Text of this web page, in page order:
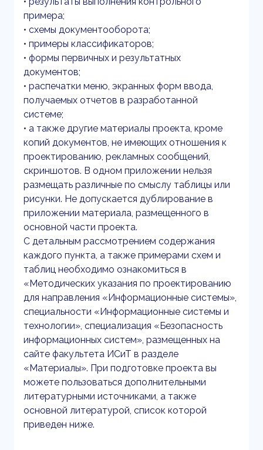
примера;
• схемы документооборота;
• примеры классификаторов;
• формы первичных и результатных
документов;
• распечатки меню, экранных форм ввода,
получаемых отчетов в разработанной
системе;
• а также другие материалы проекта, кроме
копий документов, не имеющих отношения к
проектированию, рекламных сообщений,
скриншотов. В одном приложении нельзя
размещать различные по смыслу таблицы или
рисунки. Не допускается дублирование в
приложении материала, размещенного в
основной части проекта.
С детальным рассмотрением содержания
каждого пункта, а также примерами схем и
таблиц необходимо ознакомиться в
«Методических указания по проектированию
для направления «Информационные системы»,
специальности «Информационные системы и
технологии», специализация «Безопасность
информационных систем», размещенных на
сайте факультета ИСиТ в разделе
«Материалы». При подготовке проекта вы
можете пользоваться дополнительными
литературными источниками, а также
основной литературой, список которой
приведен ниже.